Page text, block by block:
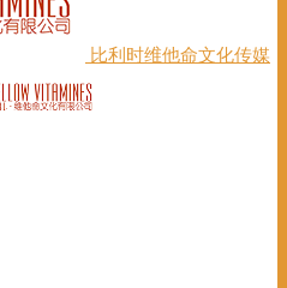
比利时维他命文化传媒